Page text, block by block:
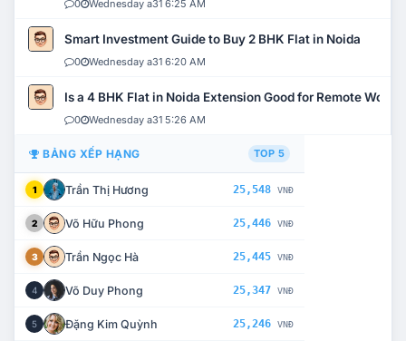
0 Wednesday a31 6:25 AM
Smart Investment Guide to Buy 2 BHK Flat in Noida
0 Wednesday a31 6:20 AM
Is a 4 BHK Flat in Noida Extension Good for Remote Work?
0 Wednesday a31 5:26 AM
BẢNG XẾP HẠNG TOP 5
1 Trần Thị Hương 25,548 VNĐ
2 Võ Hữu Phong 25,446 VNĐ
3 Trần Ngọc Hà 25,445 VNĐ
4 Võ Duy Phong 25,347 VNĐ
5 Đặng Kim Quỳnh 25,246 VNĐ